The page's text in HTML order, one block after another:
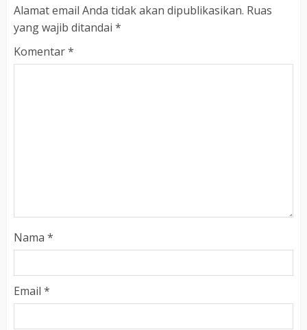
Alamat email Anda tidak akan dipublikasikan. Ruas
yang wajib ditandai *
Komentar*
Nama *
Email *